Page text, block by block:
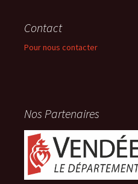
Contact
Pour nous contacter
Nos Partenaires